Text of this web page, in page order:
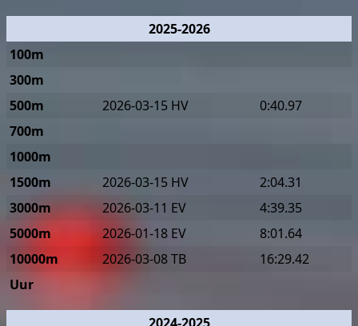
2025-2026
100m
300m
500m
2026-03-15 HV
0:40.97
700m
1000m
1500m
2026-03-15 HV
2:04.31
3000m
2026-03-11 EV
4:39.35
5000m
2026-01-18 EV
8:01.64
10000m
2026-03-08 TB
16:29.42
Uur